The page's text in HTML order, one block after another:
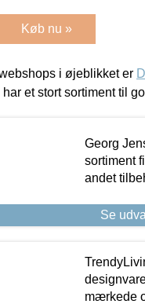
Køb nu »
i øjeblikket er
et stort sortiment til
Georg
sortiment
andet
Se
mærkede